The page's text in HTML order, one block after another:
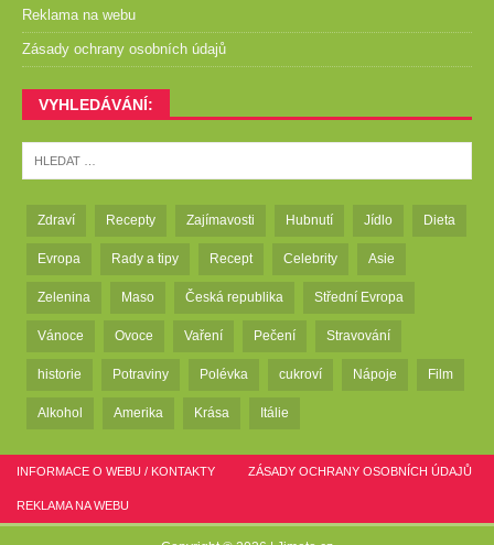
Reklama na webu
Zásady ochrany osobních údajů
VYHLEDÁVÁNÍ:
Zdraví Recepty Zajímavosti Hubnutí Jídlo Dieta
Evropa Rady a tipy Recept Celebrity Asie
Zelenina Maso Česká republika Střední Evropa
Vánoce Ovoce Vaření Pečení Stravování
historie Potraviny Polévka cukroví Nápoje Film
Alkohol Amerika Krása Itálie
INFORMACE O WEBU / KONTAKTY ZÁSADY OCHRANY OSOBNÍCH ÚDAJŮ
REKLAMA NA WEBU